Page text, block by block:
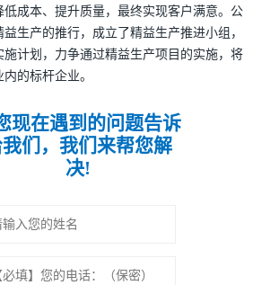
低成本、提升质量，最终实现客户满意。公
生产的推行，成立了精益生产推进小组，
施计划，力争通过精益生产项目的实施，将
的标杆企业。
现在遇到的问题告诉
们，我们来帮您解
决!